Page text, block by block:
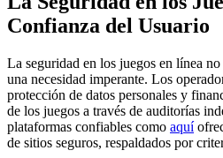
Confianza del Usuario
La seguridad en los juegos en línea
una necesidad imperante. Los
protección de datos personales y
de los juegos a través de auditorías
plataformas confiables como aquí
de sitios seguros, respaldados por